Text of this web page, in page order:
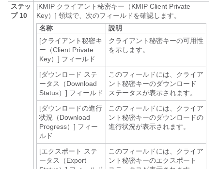
ステッ
プ 10
[KMIP クライアント秘密キー（KMIP Client Private
Key）] 領域で、次のフィールドを確認します。
名称
説明
[クライアント秘密キ
ー（Client Private
Key）] フィールド
クライアント秘密キーの可用性
を示します。
[ダウンロード ステ
ータス（Download
Status）] フィールド
このフィールドには、クライア
ント秘密キーのダウンロード
ステータスが表示されます。
[ダウンロードの進行
状況（Download
Progress）] フィー
ルド
このフィールドには、クライア
ント秘密キーのダウンロードの
進行状況が表示されます。
[エクスポート ステ
ータス（Export
このフィールドには、クライア
ント秘密キーのエクスポート